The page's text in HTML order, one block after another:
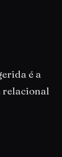
é a
relacional